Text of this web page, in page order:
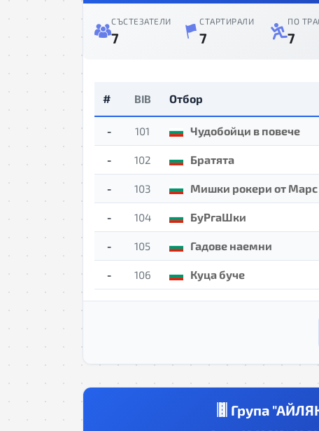
СЪСТЕЗАТЕЛИ
7
СТАРТИРАЛИ
7
ПО
7
# BIB Отбор
- 101 Чудобойци в повече
- 102 Братята
- 103 Мишки рокери от Марс
- 104 БуРгаШки
- 105 Гадове наемни
- 106 Куца буче
Група